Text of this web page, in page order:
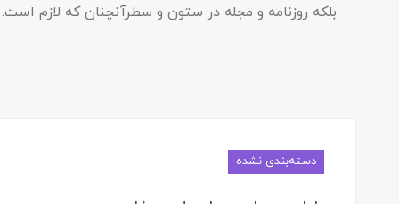
بلکه روزنامه و مجله در ستون و سطرآنچنان که لازم است.
دسته‌بندی نشده